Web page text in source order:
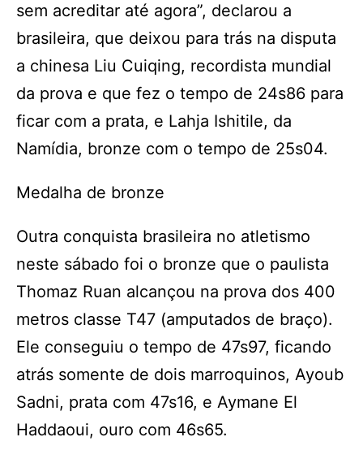
sem acreditar até agora”, declarou a
brasileira, que deixou para trás na disputa
a chinesa Liu Cuiqing, recordista mundial
da prova e que fez o tempo de 24s86 para
ficar com a prata, e Lahja Ishitile, da
Namídia, bronze com o tempo de 25s04.
Medalha de bronze
Outra conquista brasileira no atletismo
neste sábado foi o bronze que o paulista
Thomaz Ruan alcançou na prova dos 400
metros classe T47 (amputados de braço).
Ele conseguiu o tempo de 47s97, ficando
atrás somente de dois marroquinos, Ayoub
Sadni, prata com 47s16, e Aymane El
Haddaoui, ouro com 46s65.